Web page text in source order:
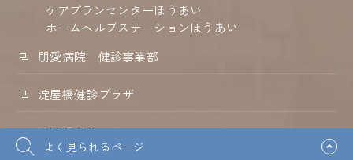
よく見られるページ
ケアプランセンターほうあい
ホームヘルプステーションほうあい
朋愛病院 健診事業部
淀屋橋健診プラザ
淀屋橋総合クリニック